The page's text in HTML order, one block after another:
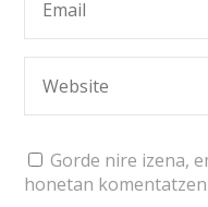
Gorde nire izena,
honetan